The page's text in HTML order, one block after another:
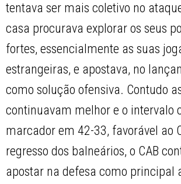
tentava ser mais coletivo no
casa procurava explorar os seus
fortes, essencialmente as suas
estrangeiras, e apostava, no
como solução ofensiva. Contudo
continuavam melhor e o intervalo
marcador em 42-33, favorável ao
regresso dos balneários, o CAB
apostar na defesa como principal